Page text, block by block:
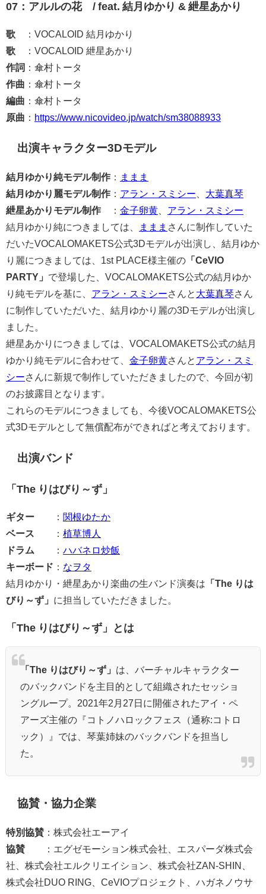
07：アルルの花 / feat. 結月ゆかり & 紲星あかり
歌
：VOCALOID 結月ゆかり
歌
：VOCALOID 紲星あかり
作詞 ：傘村トータ
作曲 ：傘村トータ
編曲 ：傘村トータ
原曲 ： https://www.nicovideo.jp/watch/sm38088933
出演キャラクター3Dモデル
結月ゆかり純モデル制作 ：
ままま
結月ゆかり麗モデル制作 ： アラン・スミシー
大葉真琴
紲星あかりモデル制作 ： 金子卵黄
アラン・スミシー
結月ゆかり純につきましては、
ままま さんに制作していた
だいたVOCALOMAKETS公式3Dモデルが出演し、結月ゆか
り麗につきましては、1st PLACE様主催の 「CeVIO
PARTY」 で登場した、VOCALOMAKETS公式の結月ゆか
り純モデルを基に、 アラン・スミシーさんと 大葉真琴さん
に制作していただいた、結月ゆかり麗の3Dモデルが出演し
ました。
紲星あかりにつきましては、VOCALOMAKETS公式の結月
ゆかり純モデルに合わせて、 金子卵黄さんと アラン・スミ
シーさんに新規で制作していただきましたので、今回が初
のお披露目となります。
これらのモデルにつきましても、今後VOCALOMAKETS公
式3Dモデルとして無償配布ができればと考えております。
出演バンド
「The りはびり～ず」
ギター ： 関根ゆたか
ベース
： 植草博人
ドラム
： ハバネロ炒飯
キーボード ： なヲタ
結月ゆかり・紲星あかり楽曲の生バンド演奏は 「The りは
びり～ず」 に担当していただきました。
「The りはびり～ず」とは
「The りはびり～ず」 は、バーチャルキャラクター
のバックバンドを主目的として組織されたセッショ
ングループ。2021年2月27日に開催されたアイ・ペ
アーズ主催の『コトノハロックフェス（通称:コトロ
ック）』では、琴葉姉妹のバックバンドを担当し
た。
協賛・協力企業
特別協賛 ：株式会社エーアイ
協賛 ：エグゼモーション株式会社、エスパーダ株式会
社、株式会社エルクリエイション、株式会社ZAN-SHIN、
株式会社DUO RING、CeVIOプロジェクト、ハガネノウサ